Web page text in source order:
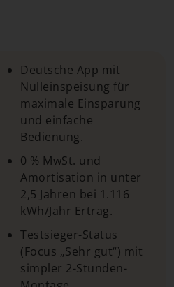
Deutsche App mit
Nulleinspeisung für
maximale Einsparung
und einfache
Bedienung.
0 % MwSt. und
Amortisation in unter
2,5 Jahren bei 1.116
kWh/Jahr Ertrag.
Testsieger-Status
(Focus „Sehr gut“) mit
simpler 2-Stunden-